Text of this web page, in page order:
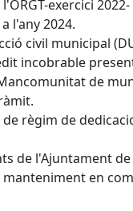
exercici 2022-
l'any 2024.
civil municipal
incobrable
de
règim de
de l'Ajuntament
en